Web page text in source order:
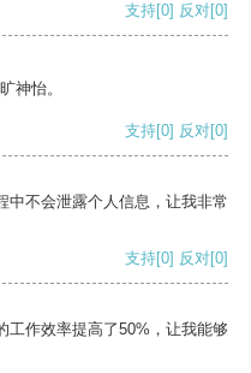
支持[0] 反对[0]
神怡。
支持[0] 反对[0]
中不会泄露个人信息，让我非常
支持[0] 反对[0]
工作效率提高了50%，让我能够